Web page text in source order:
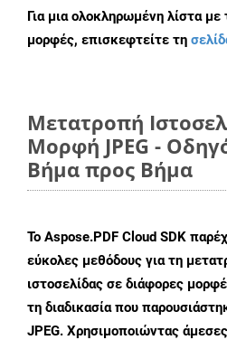
Για μια ολοκληρωμένη λίστα με
μορφές, επισκεφτείτε τη
Μετατροπή
Μορφή JPEG -
Βήμα προς Βήμα
Το Aspose.PDF Cloud SDK
εύκολες μεθόδους για τη
ιστοσελίδας σε διάφορες
τη διαδικασία που
JPEG. Χρησιμοποιώντας